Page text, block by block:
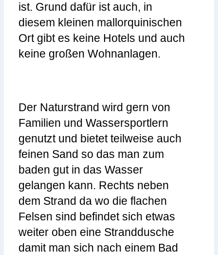
ist. Grund dafür ist auch, in
diesem kleinen mallorquinischen
Ort gibt es keine Hotels und auch
keine großen Wohnanlagen.
Der Naturstrand wird gern von
Familien und Wassersportlern
genutzt und bietet teilweise auch
feinen Sand so das man zum
baden gut in das Wasser
gelangen kann. Rechts neben
dem Strand da wo die flachen
Felsen sind befindet sich etwas
weiter oben eine Stranddusche
damit man sich nach einem Bad